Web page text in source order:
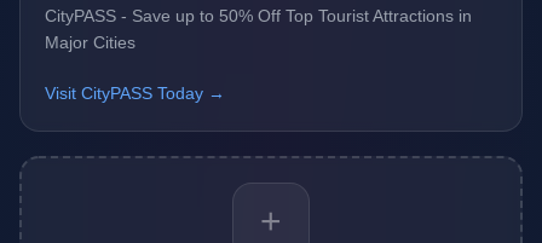
CityPASS - Save up to 50% Off Top Tourist Attractions in
Major Cities
Visit CityPASS Today →
+